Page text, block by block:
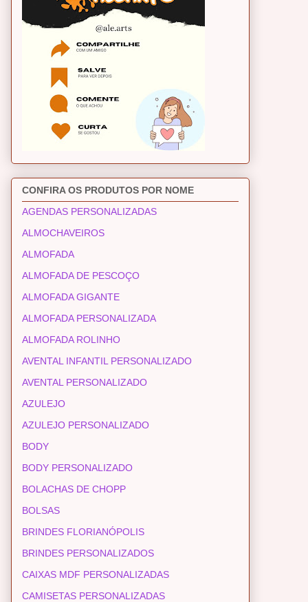
CONFIRA OS PRODUTOS POR NOME
AGENDAS PERSONALIZADAS
ALMOCHAVEIROS
ALMOFADA
ALMOFADA DE PESCOÇO
ALMOFADA GIGANTE
ALMOFADA PERSONALIZADA
ALMOFADA ROLINHO
AVENTAL INFANTIL PERSONALIZADO
AVENTAL PERSONALIZADO
AZULEJO
AZULEJO PERSONALIZADO
BODY
BODY PERSONALIZADO
BOLACHAS DE CHOPP
BOLSAS
BRINDES FLORIANÓPOLIS
BRINDES PERSONALIZADOS
CAIXAS MDF PERSONALIZADAS
CAMISETAS PERSONALIZADAS